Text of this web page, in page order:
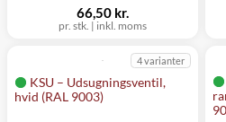
pr. stk. | inkl. moms
66,50 kr.
KSU – Udsugningsventil,
hvid (RAL 9003)
4 varianter